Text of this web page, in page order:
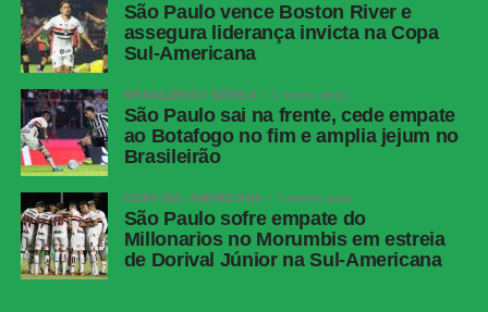
São Paulo vence Boston River e
assegura liderança invicta na Copa
Sul-Americana
BRASILEIRÃO SÉRIE A 3 meses atrás
São Paulo sai na frente, cede empate
ao Botafogo no fim e amplia jejum no
Brasileirão
COPA SUL-AMERICANA 3 meses atrás
São Paulo sofre empate do
Millonarios no Morumbis em estreia
de Dorival Júnior na Sul-Americana